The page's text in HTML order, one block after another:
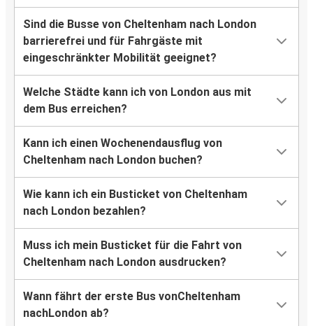
Sind die Busse von Cheltenham nach London
barrierefrei und für Fahrgäste mit
eingeschränkter Mobilität geeignet?
Welche Städte kann ich von London aus mit
dem Bus erreichen?
Kann ich einen Wochenendausflug von
Cheltenham nach London buchen?
Wie kann ich ein Busticket von Cheltenham
nach London bezahlen?
Muss ich mein Busticket für die Fahrt von
Cheltenham nach London ausdrucken?
Wann fährt der erste Bus vonCheltenham
nachLondon ab?